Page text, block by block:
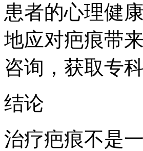
患者的心理健
地应对疤痕带
咨询，获取专
结论
治疗疤痕不是